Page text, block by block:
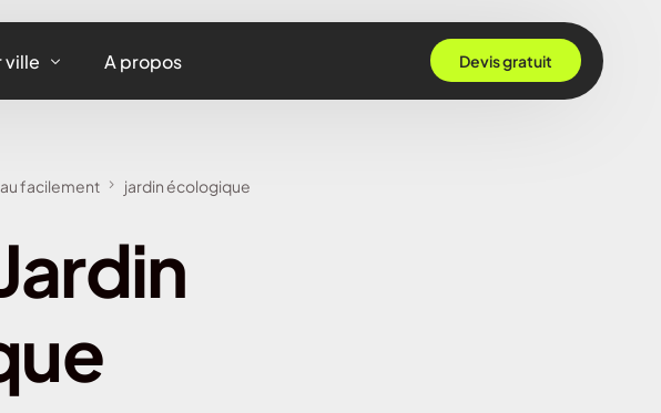
ville
habitation Lille
habitation Bordeaux
habitation Strasbourg
A propos Devis gratuit
facilement jardin écologique